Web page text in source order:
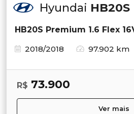
Hyundai HB20S
HB20S Premium 1.6 Flex
2018/2018
97.902 km
R$ 73.900
Ver mais